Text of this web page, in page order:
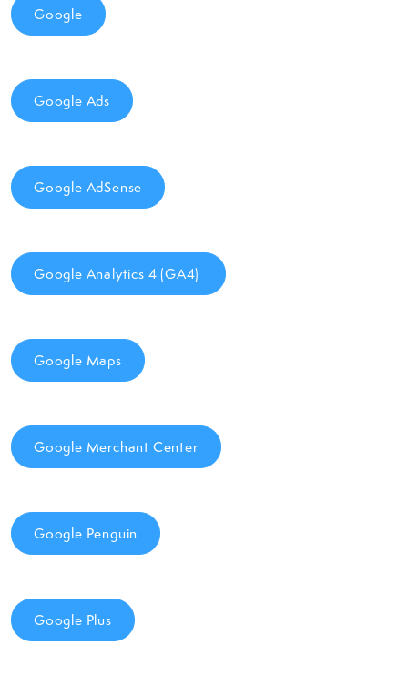
Google
Google Ads
Google AdSense
Google Analytics 4 (GA4)
Google Maps
Google Merchant Center
Google Penguin
Google Plus